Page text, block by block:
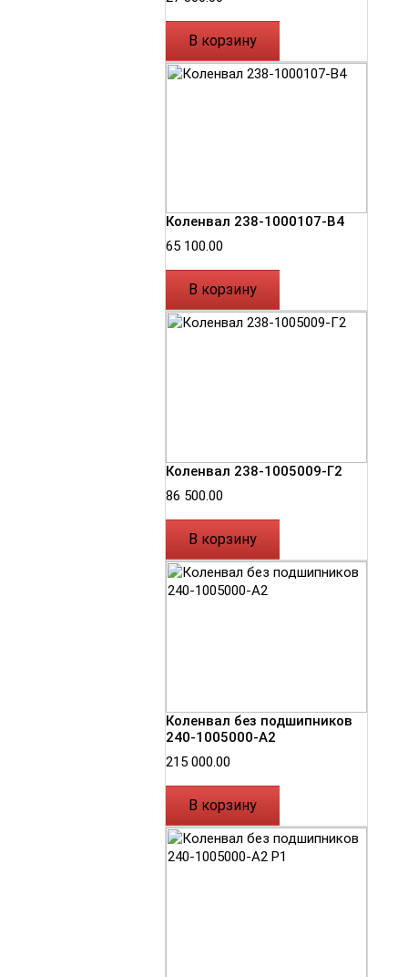
В корзину
Коленвал 238-1000107-В4
65 100.00
В корзину
Коленвал 238-1005009-Г2
86 500.00
В корзину
Коленвал без подшипников
240-1005000-А2
215 000.00
В корзину